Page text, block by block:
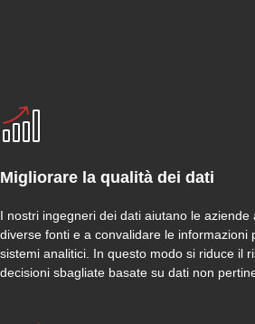
Migliorare la qualità dei dati
I nostri ingegneri dei dati aiutano le aziende
diverse fonti e a convalidare le informazioni
sistemi analitici. In questo modo si riduce il
decisioni sbagliate basate su dati non